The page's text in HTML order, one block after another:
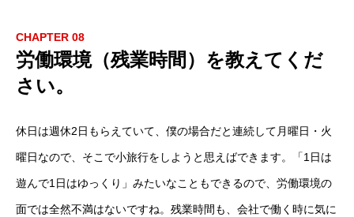
CHAPTER 08
労働環境（残業時間）を教えてくだ
さい。
休日は週休2日もらえていて、僕の場合だと連続して月曜日・火
曜日なので、そこで小旅行をしようと思えばできます。「1日は
遊んで1日はゆっくり」みたいなこともできるので、労働環境の
面では全然不満はないですね。残業時間も、会社で働く時に気に